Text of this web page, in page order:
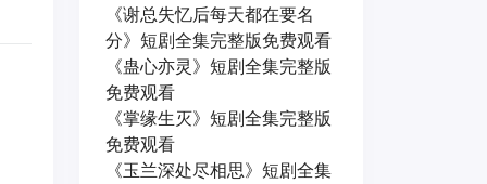
《谢总失忆后每天都在要名
分》短剧全集完整版免费观看
《蛊心亦灵》短剧全集完整版
免费观看
《掌缘生灭》短剧全集完整版
免费观看
《玉兰深处尽相思》短剧全集